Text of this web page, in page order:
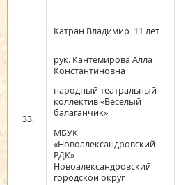
33.
Катран Владимир 11 лет
рук. Кантемирова Алла
Константиновна
народный театральный
коллектив «Веселый
балаганчик»
МБУК
«Новоалександровский
РДК»
Новоалександровский
городской округ